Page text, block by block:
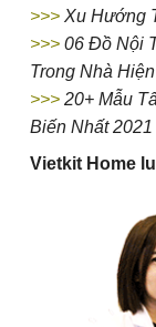
>>> Xu Hướng
>>> 06 Đồ Nội
Trong Nhà
>>> 20+ Mẫu
Biến Nhất 2021
Vietkit Home